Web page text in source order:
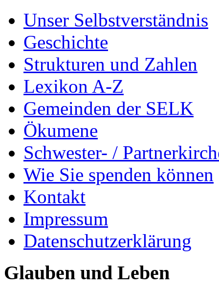
Unser Selbstverständnis
Geschichte
Strukturen und Zahlen
Lexikon A-Z
Gemeinden der SELK
Ökumene
Schwester- /
Wie Sie spenden können
Kontakt
Impressum
Datenschutzerklärung
Glauben und Leben